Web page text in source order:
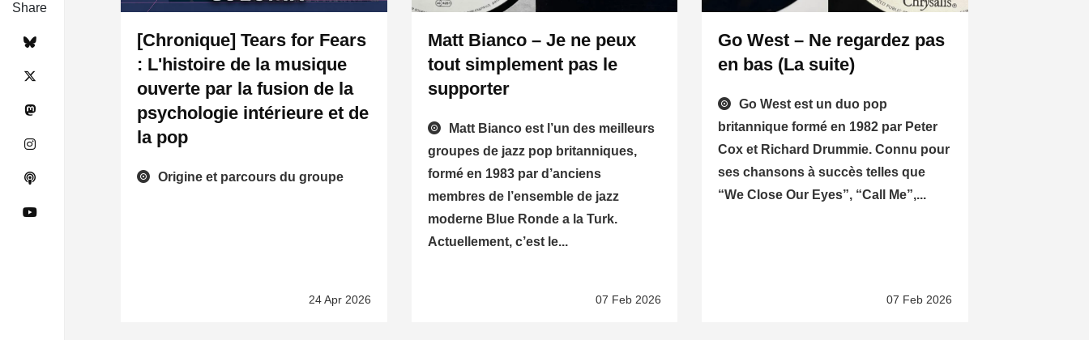
Share
[Chronique] Tears for Fears
: L'histoire de la musique
ouverte par la fusion de la
psychologie intérieure et de
la pop
Origine et parcours du groupe
24 Apr 2026
Matt Bianco – Je ne peux
tout simplement pas le
supporter
Matt Bianco est l’un des meilleurs
groupes de jazz pop britanniques,
formé en 1983 par d’anciens
membres de l’ensemble de jazz
moderne Blue Ronde a la Turk.
Actuellement, c’est le...
07 Feb 2026
Go West – Ne regardez pas
en bas (La suite)
Go West est un duo pop
britannique formé en 1982 par Peter
Cox et Richard Drummie. Connu pour
ses chansons à succès telles que
“We Close Our Eyes”, “Call Me”,...
07 Feb 2026